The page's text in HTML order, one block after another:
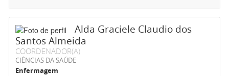
Alda Graciele Claudio dos
Santos Almeida
COORDENADOR(A)
CIÊNCIAS DA SAÚDE
Enfermagem